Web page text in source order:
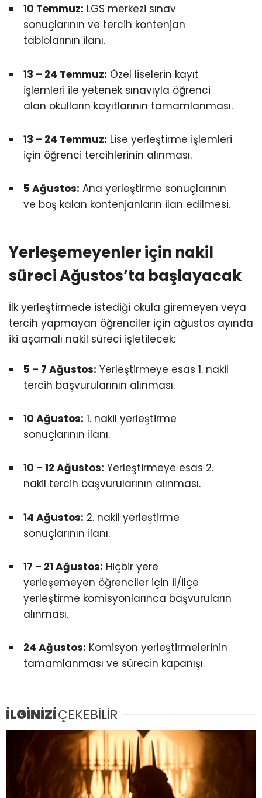
10 Temmuz: LGS merkezi sınav
sonuçlarının ve tercih kontenjan
tablolarının ilanı.
13 – 24 Temmuz: Özel liselerin kayıt
işlemleri ile yetenek sınavıyla öğrenci
alan okulların kayıtlarının tamamlanması.
13 – 24 Temmuz: Lise yerleştirme işlemleri
için öğrenci tercihlerinin alınması.
5 Ağustos: Ana yerleştirme sonuçlarının
ve boş kalan kontenjanların ilan edilmesi.
Yerleşemeyenler için nakil
süreci Ağustos’ta başlayacak
İlk yerleştirmede istediği okula giremeyen veya
tercih yapmayan öğrenciler için ağustos ayında
iki aşamalı nakil süreci işletilecek:
5 – 7 Ağustos: Yerleştirmeye esas 1. nakil
tercih başvurularının alınması.
10 Ağustos: 1. nakil yerleştirme
sonuçlarının ilanı.
10 – 12 Ağustos: Yerleştirmeye esas 2.
nakil tercih başvurularının alınması.
14 Ağustos: 2. nakil yerleştirme
sonuçlarının ilanı.
17 – 21 Ağustos: Hiçbir yere
yerleşemeyen öğrenciler için il/ilçe
yerleştirme komisyonlarınca başvuruların
alınması.
24 Ağustos: Komisyon yerleştirmelerinin
tamamlanması ve sürecin kapanışı.
İLGİNİZİÇEKEBİLİR